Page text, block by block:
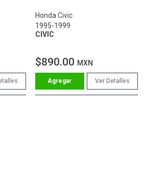
Honda Civic
1995-1999
CIVIC
$890.00 MXN
Ver Detalles